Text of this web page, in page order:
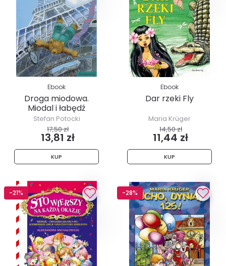
Ebook
Droga miodowa.
Miodal i łabędź
Stefan Potocki
17,50 zł
13,81 zł
KUP
Ebook
Dar rzeki Fly
Maria Krüger
14,50 zł
11,44 zł
KUP
-21% -28%